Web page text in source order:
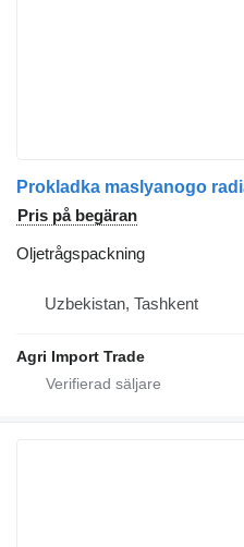
Pris på begäran
Oljetrågspackning
Uzbekistan, Tashkent
Agri Import Trade